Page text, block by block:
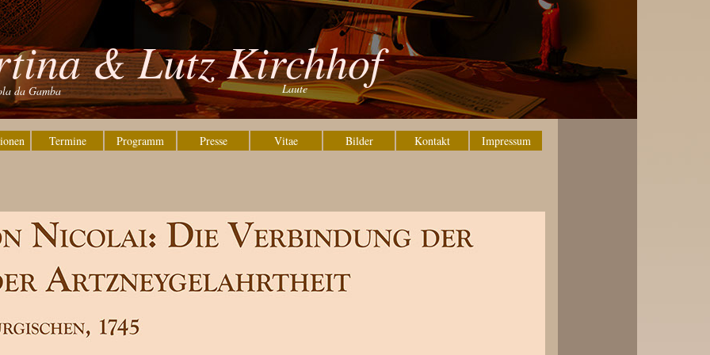
Termine Programm Presse Vitae Bilder Kontakt Impressum
& Lutz Kirchhof
da Gamba Laute